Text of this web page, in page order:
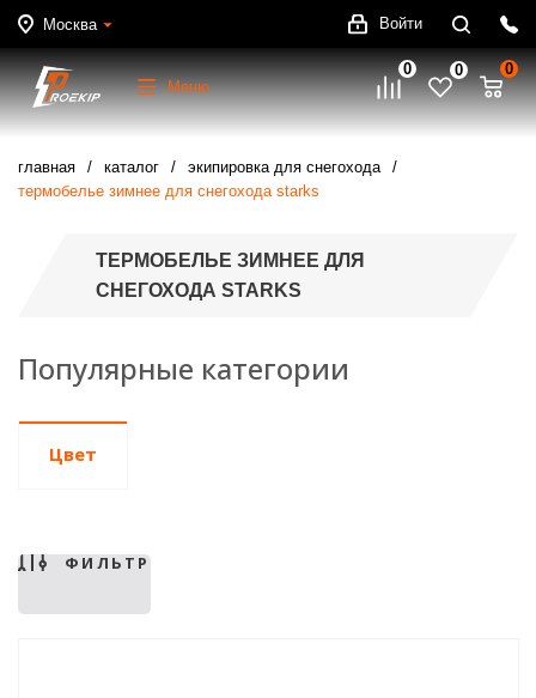
Москва Войти
Меню
0 0 0
главная каталог
экипировка для снегохода
термобелье зимнее для снегохода starks
ТЕРМОБЕЛЬЕ ЗИМНЕЕ ДЛЯ
СНЕГОХОДА STARKS
Популярные категории
Цвет
ФИЛЬТР